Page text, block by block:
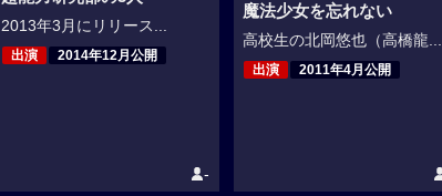
2013年3月にリリース...
出演 2014年12月公開
-
魔法少女を忘れない
高校生の北岡悠也（高橋龍...
出演 2011年4月公開